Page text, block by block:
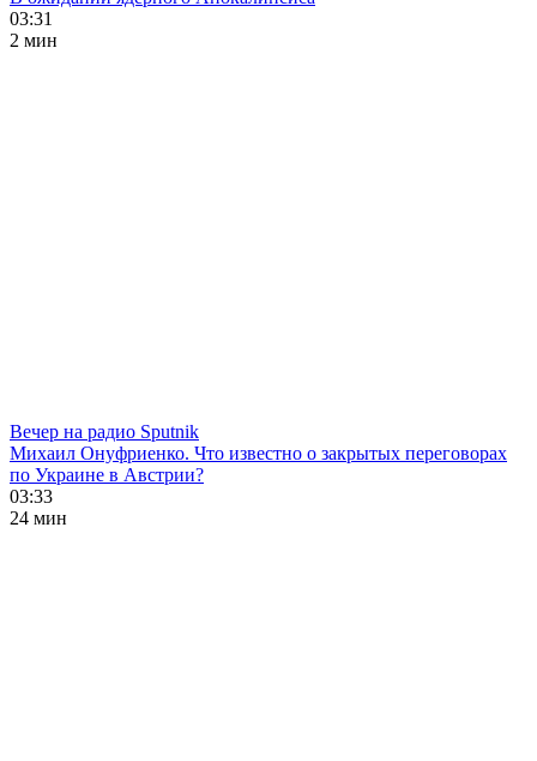
03:31
2 мин
Вечер на радио Sputnik
Михаил Онуфриенко. Что известно о закрытых переговорах
по Украине в Австрии?
03:33
24 мин